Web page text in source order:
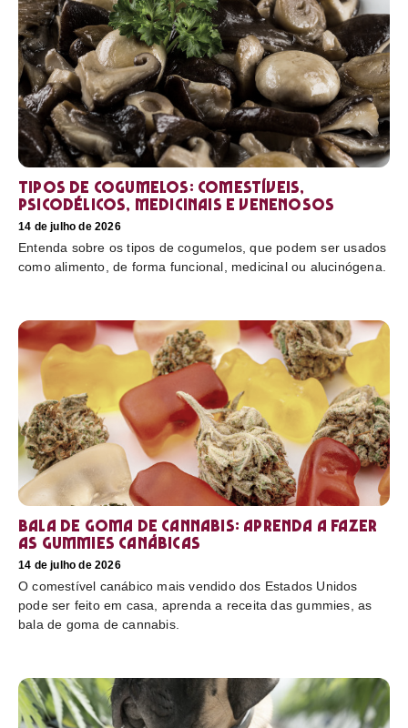
Tipos de cogumelos: comestíveis,
psicodélicos, medicinais e venenosos
14 de julho de 2026
Entenda sobre os tipos de cogumelos, que podem ser usados
como alimento, de forma funcional, medicinal ou alucinógena.
Bala de goma de cannabis: aprenda a fazer
as gummies canábicas
14 de julho de 2026
O comestível canábico mais vendido dos Estados Unidos
pode ser feito em casa, aprenda a receita das gummies, as
bala de goma de cannabis.